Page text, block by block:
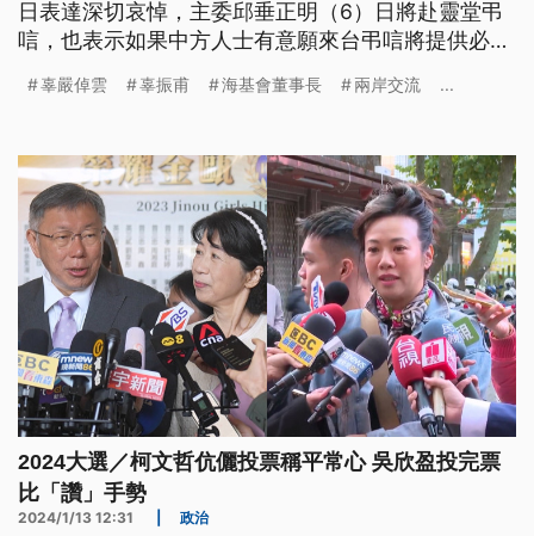
日表達深切哀悼，主委邱垂正明（6）日將赴靈堂弔
唁，也表示如果中方人士有意願來台弔唁將提供必要
辜嚴倬雲 辜振甫 海基會董事長 兩岸交流 ...
2024大選／柯文哲伉儷投票稱平常心 吳欣盈投完票
比「讚」手勢
2024/1/13 12:31 政治